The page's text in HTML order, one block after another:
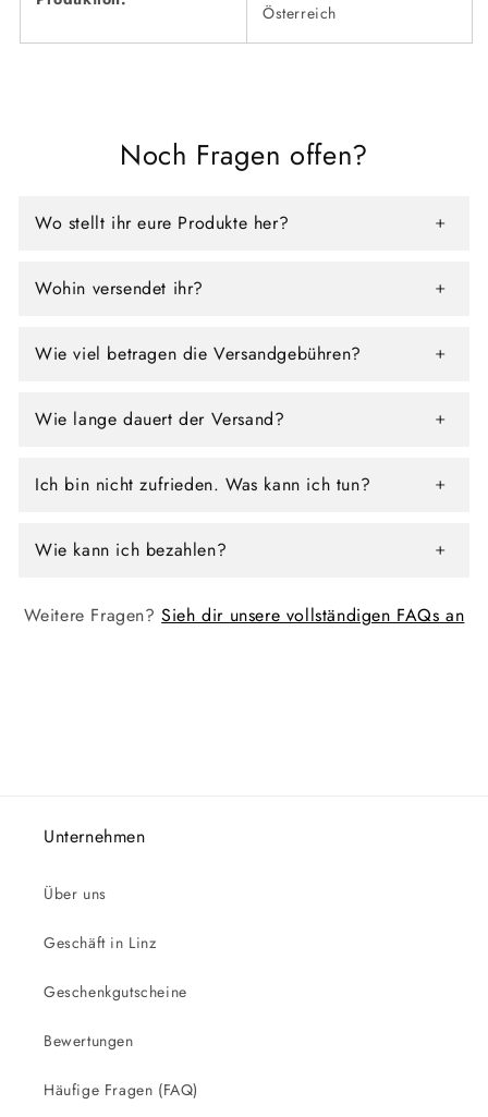
Österreich
Noch Fragen offen?
Wo stellt ihr eure Produkte her?
Wohin versendet ihr?
Wie viel betragen die Versandgebühren?
Wie lange dauert der Versand?
Ich bin nicht zufrieden. Was kann ich tun?
Wie kann ich bezahlen?
Weitere Fragen?Sieh dir unsere vollständigen FAQs an
Unternehmen
Über uns
Geschäft in Linz
Geschenkgutscheine
Bewertungen
Häufige Fragen (FAQ)